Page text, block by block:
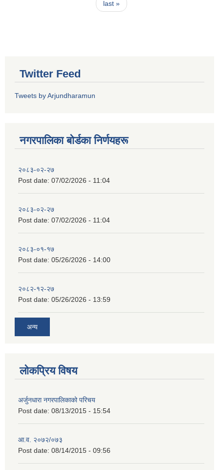
last »
Twitter Feed
Tweets by Arjundharamun
नगरपालिका बाेर्डका निर्णयहरू
२०८३-०२-२७
Post date: 07/02/2026 - 11:04
२०८३-०२-२७
Post date: 07/02/2026 - 11:04
२०८३-०१-१७
Post date: 05/26/2026 - 14:00
२०८२-१२-२७
Post date: 05/26/2026 - 13:59
अन्य
लोकप्रिय विषय
अर्जुनधारा नगरपालिकाको परिचय
Post date: 08/13/2015 - 15:54
आ.व. २०७२/०७३
Post date: 08/14/2015 - 09:56